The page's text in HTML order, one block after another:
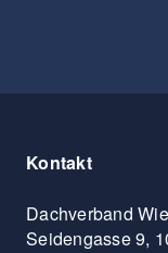
Kontakt
Dachverband
Seidengasse 9,